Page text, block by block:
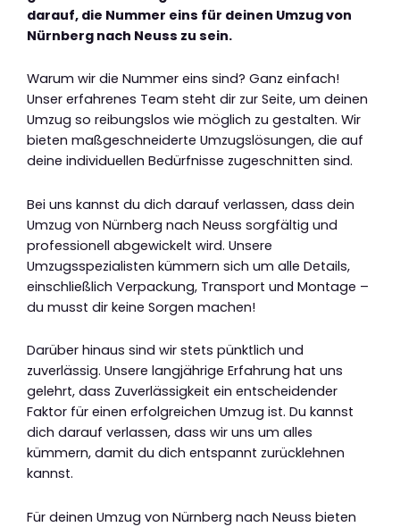
darauf, die Nummer eins für deinen Umzug von
Nürnberg nach Neuss zu sein.
Warum wir die Nummer eins sind? Ganz einfach!
Unser erfahrenes Team steht dir zur Seite, um deinen
Umzug so reibungslos wie möglich zu gestalten. Wir
bieten maßgeschneiderte Umzugslösungen, die auf
deine individuellen Bedürfnisse zugeschnitten sind.
Bei uns kannst du dich darauf verlassen, dass dein
Umzug von Nürnberg nach Neuss sorgfältig und
professionell abgewickelt wird. Unsere
Umzugsspezialisten kümmern sich um alle Details,
einschließlich Verpackung, Transport und Montage –
du musst dir keine Sorgen machen!
Darüber hinaus sind wir stets pünktlich und
zuverlässig. Unsere langjährige Erfahrung hat uns
gelehrt, dass Zuverlässigkeit ein entscheidender
Faktor für einen erfolgreichen Umzug ist. Du kannst
dich darauf verlassen, dass wir uns um alles
kümmern, damit du dich entspannt zurücklehnen
kannst.
Für deinen Umzug von Nürnberg nach Neuss bieten